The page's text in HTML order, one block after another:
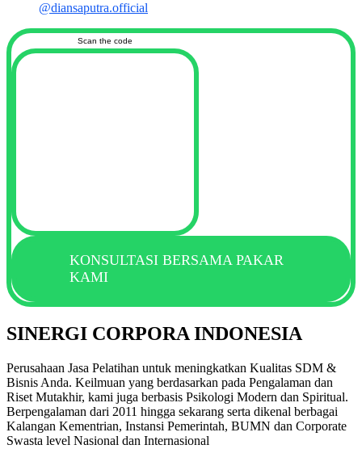
@diansaputra.official
Scan the code
KONSULTASI BERSAMA PAKAR
KAMI
SINERGI CORPORA INDONESIA
Perusahaan Jasa Pelatihan untuk meningkatkan Kualitas SDM &
Bisnis Anda. Keilmuan yang berdasarkan pada Pengalaman dan
Riset Mutakhir, kami juga berbasis Psikologi Modern dan Spiritual.
Berpengalaman dari 2011 hingga sekarang serta dikenal berbagai
Kalangan Kementrian, Instansi Pemerintah, BUMN dan Corporate
Swasta level Nasional dan Internasional